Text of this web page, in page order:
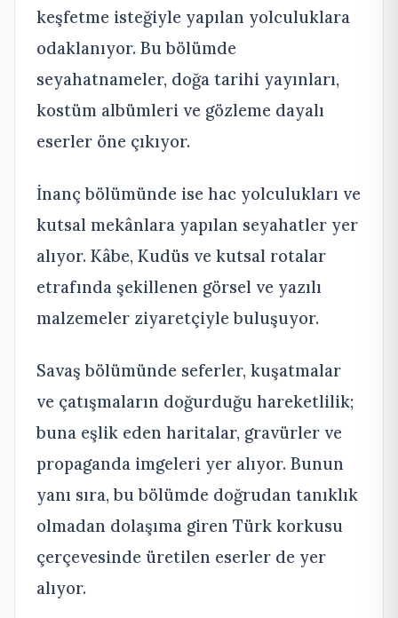
keşfetme isteğiyle yapılan yolculuklara
odaklanıyor. Bu bölümde
seyahatnameler, doğa tarihi yayınları,
kostüm albümleri ve gözleme dayalı
eserler öne çıkıyor.
İnanç bölümünde ise hac yolculukları ve
kutsal mekânlara yapılan seyahatler yer
alıyor. Kâbe, Kudüs ve kutsal rotalar
etrafında şekillenen görsel ve yazılı
malzemeler ziyaretçiyle buluşuyor.
Savaş bölümünde seferler, kuşatmalar
ve çatışmaların doğurduğu hareketlilik;
buna eşlik eden haritalar, gravürler ve
propaganda imgeleri yer alıyor. Bunun
yanı sıra, bu bölümde doğrudan tanıklık
olmadan dolaşıma giren Türk korkusu
çerçevesinde üretilen eserler de yer
alıyor.